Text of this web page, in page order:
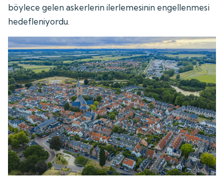
böylece gelen askerlerin ilerlemesinin engellenmesi
hedefleniyordu.